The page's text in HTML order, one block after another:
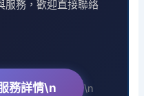
服務，歡迎直接聯絡
務詳情\n \n